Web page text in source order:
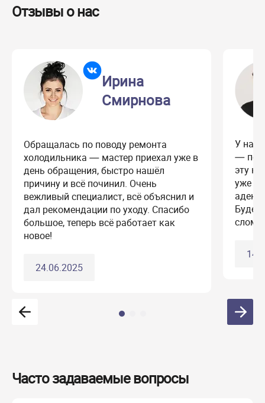
Отзывы о нас
Ирина
Смирнова
Обращалась по поводу ремонта
холодильника — мастер приехал уже в
день обращения, быстро нашёл
причину и всё починил. Очень
вежливый специалист, всё объяснил и
дал рекомендации по уходу. Спасибо
большое, теперь всё работает как
новое!
24.06.2025
У нас
—
эту
уже
Будем
Часто задаваемые вопросы